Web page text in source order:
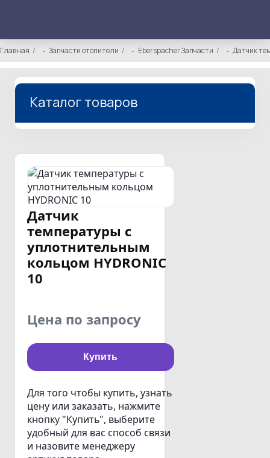
Главная Запчасти отопители Eberspacher Запчасти Датчик
Каталог товаров
Датчик
температуры с
уплотнительным
кольцом HYDRONIC
10
Цена по запросу
Купить
Для того чтобы купить, узнать
цену или заказать, нажмите
кнопку "Купить", выберите
удобный для вас способ связи
и назовите менеджеру